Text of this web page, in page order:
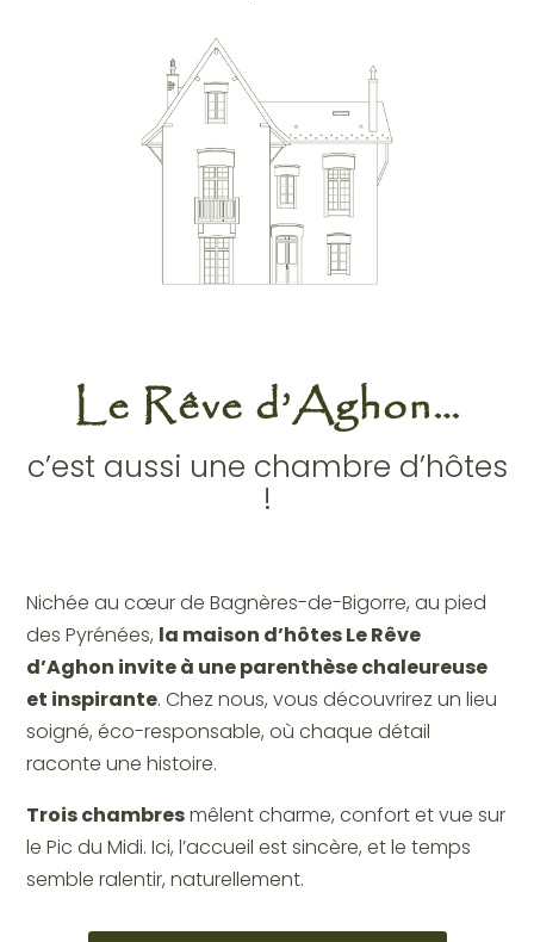
Le Rêve d’Aghon…
c’est aussi une chambre d’hôtes
!
Nichée au cœur de Bagnères-de-Bigorre, au pied
des Pyrénées, la maison d’hôtes Le Rêve
d’Aghon invite à une parenthèse chaleureuse
et inspirante. Chez nous, vous découvrirez un lieu
soigné, éco-responsable, où chaque détail
raconte une histoire.
Trois chambresmêlent charme, confort et vue sur
le Pic du Midi. Ici, l’accueil est sincère, et le temps
semble ralentir, naturellement.